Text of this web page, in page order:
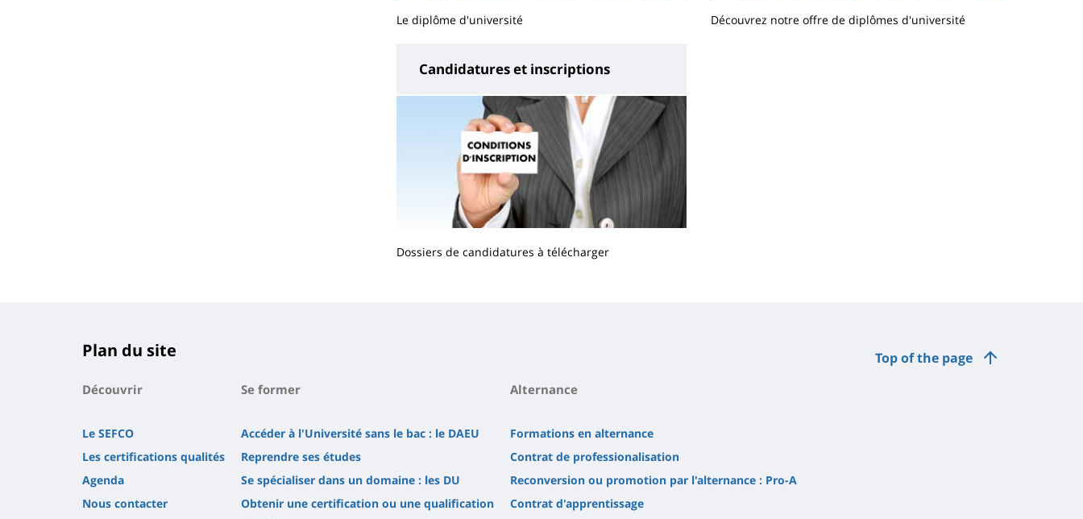
Le diplôme d'université Découvrez notre offre de diplômes d'université
Candidatures et inscriptions
Dossiers de candidatures à télécharger
Top of the page
Plan du site
Découvrir
Le SEFCO
Les certifications qualités
Agenda
Nous contacter
Se former
Accéder à l'Université sans le bac : le DAEU
Reprendre ses études
Se spécialiser dans un domaine : les DU
Obtenir une certification ou une qualification
Alternance
Formations en alternance
Contrat de professionalisation
Reconversion ou promotion par l'alternance : Pro-A
Contrat d'apprentissage